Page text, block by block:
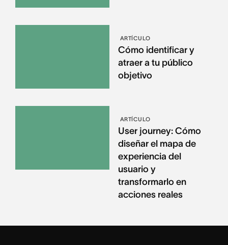
ARTÍCULO
Cómo identificar y
atraer a tu público
objetivo
ARTÍCULO
User journey: Cómo
diseñar el mapa de
experiencia del
usuario y
transformarlo en
acciones reales